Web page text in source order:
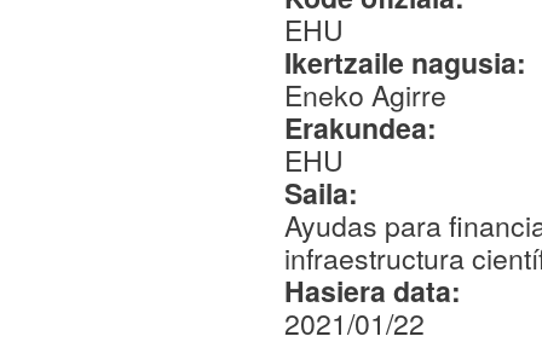
EHU
Ikertzaile nagusia:
Eneko Agirre
Erakundea:
EHU
Saila:
Ayudas para
infraestructura
Hasiera data:
2021/01/22